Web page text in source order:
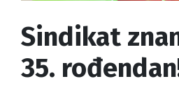
Sindikat
35.